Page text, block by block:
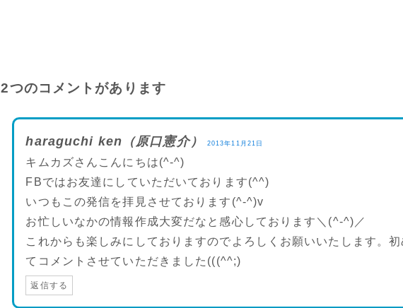
2つのコメントがあります
haraguchi ken（原口憲介） 2013年11月21日
キムカズさんこんにちは(^-^)
FBではお友達にしていただいております(^^)
いつもこの発信を拝見させております(^-^)v
お忙しいなかの情報作成大変だなと感心しております＼(^-^)／
これからも楽しみにしておりますのでよろしくお願いいたします。
てコメントさせていただきました(((^^;)
返信する